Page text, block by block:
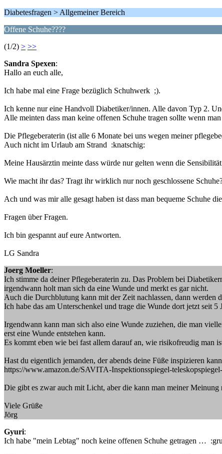
Diabetesfragen > Allgemeiner Bereich
Offene Schuhe????
(1/2) > >>
Sandra Spexen:
Hallo an euch alle,
Ich habe mal eine Frage bezüglich Schuhwerk ;).
Ich kenne nur eine Handvoll Diabetiker/innen. Alle davon Typ 2.
Alle meinten dass man keine offenen Schuhe tragen sollte wenn
Die Pflegeberaterin (ist alle 6 Monate bei uns wegen meiner
Auch nicht im Urlaub am Strand :knatschig:
Meine Hausärztin meinte dass würde nur gelten wenn die
Wie macht ihr das? Tragt ihr wirklich nur noch geschlossene
Ach und was mir alle gesagt haben ist dass man bequeme Schuhe
Fragen über Fragen.
Ich bin gespannt auf eure Antworten.
LG Sandra
Joerg Moeller:
Ich stimme da deiner Pflegeberaterin zu. Das Problem bei
irgendwann holt man sich da eine Wunde und merkt es gar nicht.
Auch die Durchblutung kann mit der Zeit nachlassen, dann
Ich habe das am Unterschenkel und trage die Wunde dort jetzt seit 5
Irgendwann kann man sich also eine Wunde zuziehen, die man
erst eine Wunde entstehen kann.
Es kommt eben wie bei fast allem darauf an, wie risikofreudig man
Hast du eigentlich jemanden, der abends deine Füße inspizieren
https://www.amazon.de/SAVITA-Inspektionsspiegel-
Die gibt es zwar auch mit Licht, aber die kann man meiner Meinung
Viele Grüße
Jörg
Gyuri:
Ich habe "mein Lebtag" noch keine offenen Schuhe getragen …